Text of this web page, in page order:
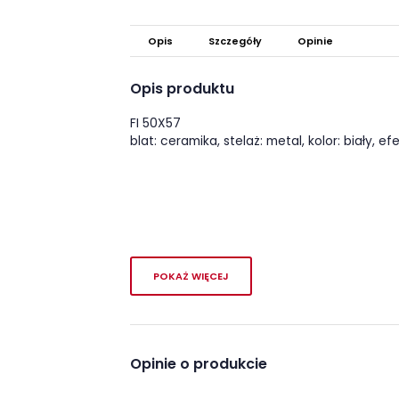
Opis Szczegóły Opinie
Opis produktu
FI 50X57
blat: ceramika, stelaż: metal, kolor: biały,
POKAŻ WIĘCEJ
Opinie o produkcie